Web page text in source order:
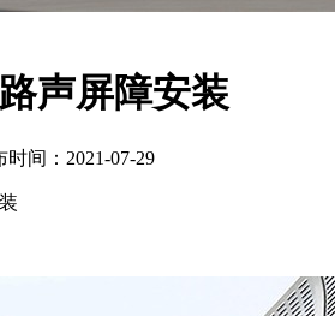
声屏障安装
间：2021-07-29